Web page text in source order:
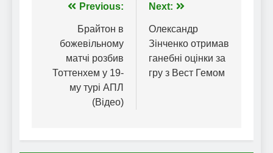
Навігація
записів
Previous:
Брайтон в
божевільному
матчі розбив
Тоттенхем у 19-
му турі АПЛ
(Відео)
Next:
Олександр
Зінченко отримав
ганебні оцінки за
гру з Вест Гемом